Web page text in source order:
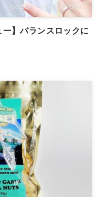
ー】バランスロックに